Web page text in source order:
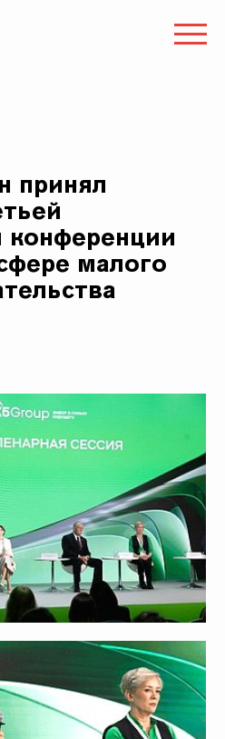
принял
конференции
малого